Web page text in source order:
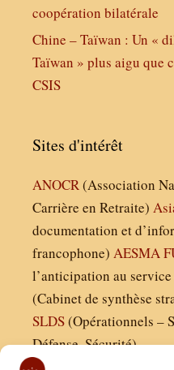
coopération bilatérale
Chine – Taïwan : Un «
Taïwan » plus aigu que
CSIS
Sites d'intérêt
ANOCR(Association
Carrière en Retraite)
documentation et
francophone) AESMA
l’anticipation au
(Cabinet de synthèse
SLDS(Opérationnels –
Défense, Sécurité)